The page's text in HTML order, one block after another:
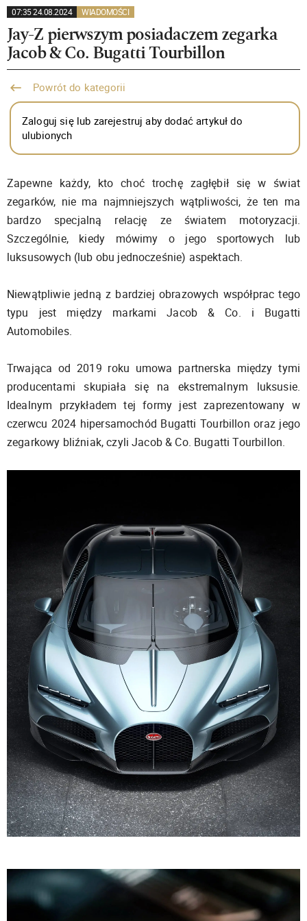
07:35 24.08.2024 WIADOMOŚCI
Jay-Z pierwszym posiadaczem zegarka
Jacob & Co. Bugatti Tourbillon
Powrót do kategorii
Zaloguj się lub zarejestruj aby dodać artykuł do
ulubionych
Zapewne każdy, kto choć trochę zagłębił się w świat
zegarków, nie ma najmniejszych wątpliwości, że ten ma
bardzo specjalną relację ze światem motoryzacji.
Szczególnie, kiedy mówimy o jego sportowych lub
luksusowych (lub obu jednocześnie) aspektach.
Niewątpliwie jedną z bardziej obrazowych współprac tego
typu jest między markami Jacob & Co. i Bugatti
Automobiles.
Trwająca od 2019 roku umowa partnerska między tymi
producentami skupiała się na ekstremalnym luksusie.
Idealnym przykładem tej formy jest zaprezentowany w
czerwcu 2024 hipersamochód Bugatti Tourbillon oraz jego
zegarkowy bliźniak, czyli Jacob & Co. Bugatti Tourbillon.